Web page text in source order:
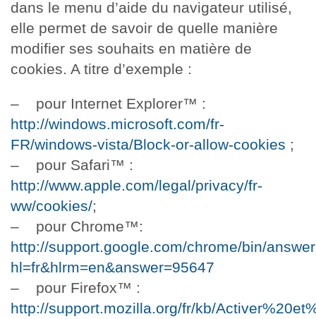
dans le menu d’aide du navigateur utilisé,
elle permet de savoir de quelle manière
modifier ses souhaits en matière de
cookies. A titre d’exemple :
– pour Internet Explorer™️ :
http://windows.microsoft.com/fr-
FR/windows-vista/Block-or-allow-cookies ;
– pour Safari™️ :
http://www.apple.com/legal/privacy/fr-
ww/cookies/;
– pour Chrome™️:
http://support.google.com/chrome/bin/
hl=fr&hlrm=en&answer=95647
– pour Firefox™️ :
http://support.mozilla.org/fr/kb/